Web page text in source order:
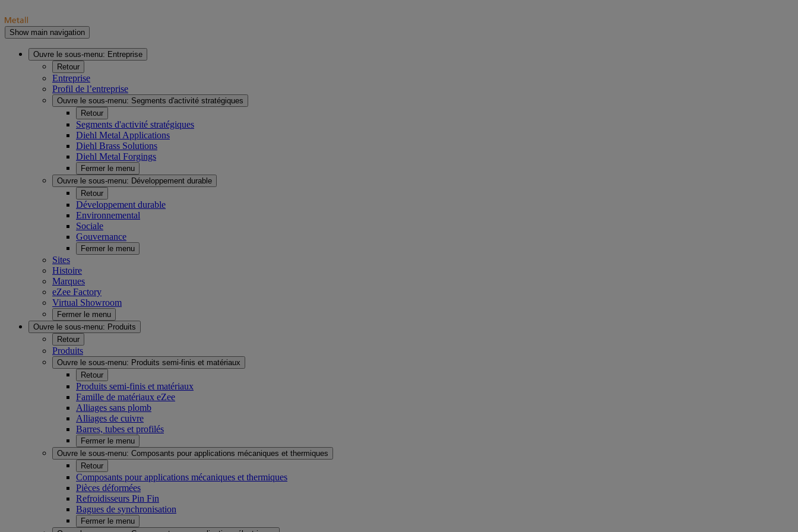
Show main navigation
Ouvre le sous-menu: Entreprise
Retour
Entreprise
Profil de l’entreprise
Ouvre le sous-menu: Segments d'activité stratégiques
Retour
Segments d'activité stratégiques
Diehl Metal Applications
Diehl Brass Solutions
Diehl Metal Forgings
Fermer le menu
Ouvre le sous-menu: Développement durable
Retour
Développement durable
Environnemental
Sociale
Gouvernance
Fermer le menu
Sites
Histoire
Marques
eZee Factory
Virtual Showroom
Fermer le menu
Ouvre le sous-menu: Produits
Retour
Produits
Ouvre le sous-menu: Produits semi-finis et matériaux
Retour
Produits semi-finis et matériaux
Famille de matériaux eZee
Alliages sans plomb
Alliages de cuivre
Barres, tubes et profilés
Fermer le menu
Ouvre le sous-menu: Composants pour applications mécaniques et thermiques
Retour
Composants pour applications mécaniques et thermiques
Pièces déformées
Refroidisseurs Pin Fin
Bagues de synchronisation
Fermer le menu